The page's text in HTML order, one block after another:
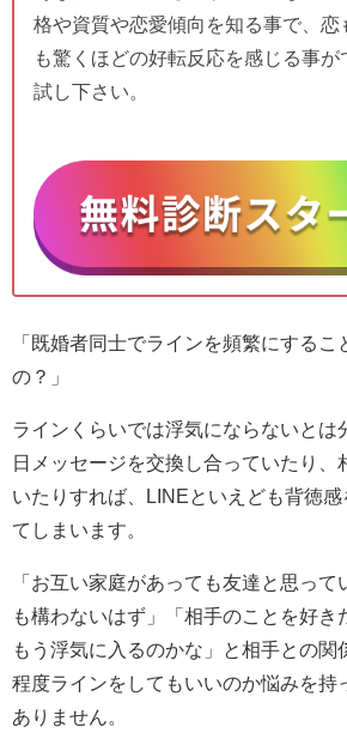
格や資質や恋愛傾向を知る事で、恋
も驚くほどの好転反応を感じる事が
試し下さい。
「既婚者同士でラインを頻繁にするこ
の？」
ラインくらいでは浮気にならないとは
日メッセージを交換し合っていたり、
いたりすれば、LINEといえども背徳感
てしまいます。
「お互い家庭があっても友達と思って
も構わないはず」「相手のことを好き
もう浮気に入るのかな」と相手との関
程度ラインをしてもいいのか悩みを持
ありません。